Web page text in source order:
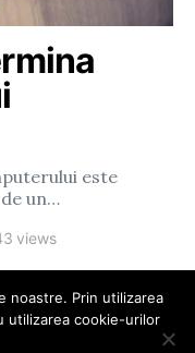
este
un…
views
noastre. Prin utilizarea
utilizarea cookie-urilor